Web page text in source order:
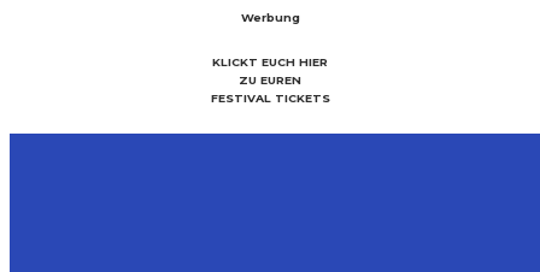
Werbung
KLICKT EUCH HIER
ZU EUREN
FESTIVAL TICKETS